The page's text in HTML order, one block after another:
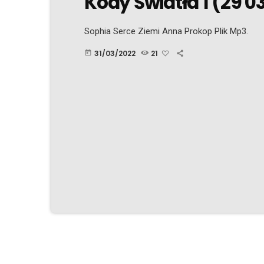
Sophia Serce Ziemi Anna Prokop Plik Mp3.
today 31/03/2022 21